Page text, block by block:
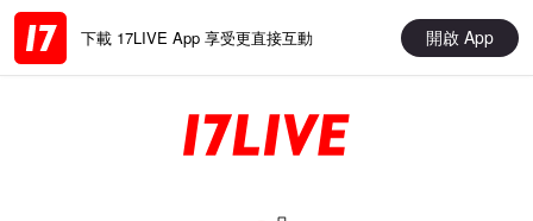
下載 17LIVE App 享受更直接互動 開啟 App